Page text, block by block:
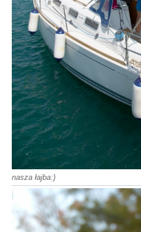
nasza łajba:)